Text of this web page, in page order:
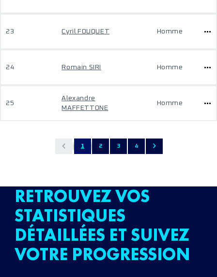
23 Cyril FOUQUET Homme
24 Romain SIRI Homme
25
Alexandre
MAFFETTONE
Homme
1 2 3 4
RETROUVEZ VOS
STATISTIQUES
DÉTAILLÉES ET SUIVEZ
VOTRE PROGRESSION